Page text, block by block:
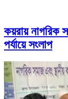
কয়রায় নাগরিক
পর্যায়ে সংলাপ